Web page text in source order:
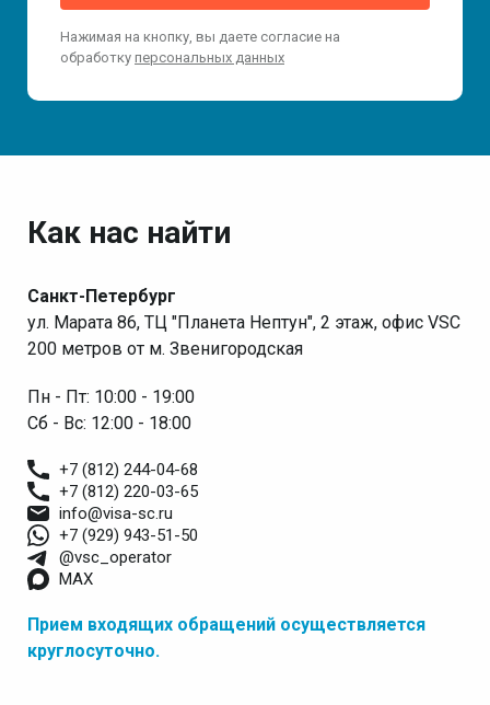
Нажимая на кнопку, вы даете согласие на
обработку персональных данных
Как нас найти
Санкт-Петербург
ул. Марата 86, ТЦ "Планета Нептун", 2 этаж, офис VSC
200 метров от м. Звенигородская
Пн - Пт: 10:00 - 19:00
Сб - Вс: 12:00 - 18:00
+7 (812) 244-04-68
+7 (812) 220-03-65
info@visa-sc.ru
+7 (929) 943-51-50
@vsc_operator
MAX
Прием входящих обращений осуществляется
круглосуточно.